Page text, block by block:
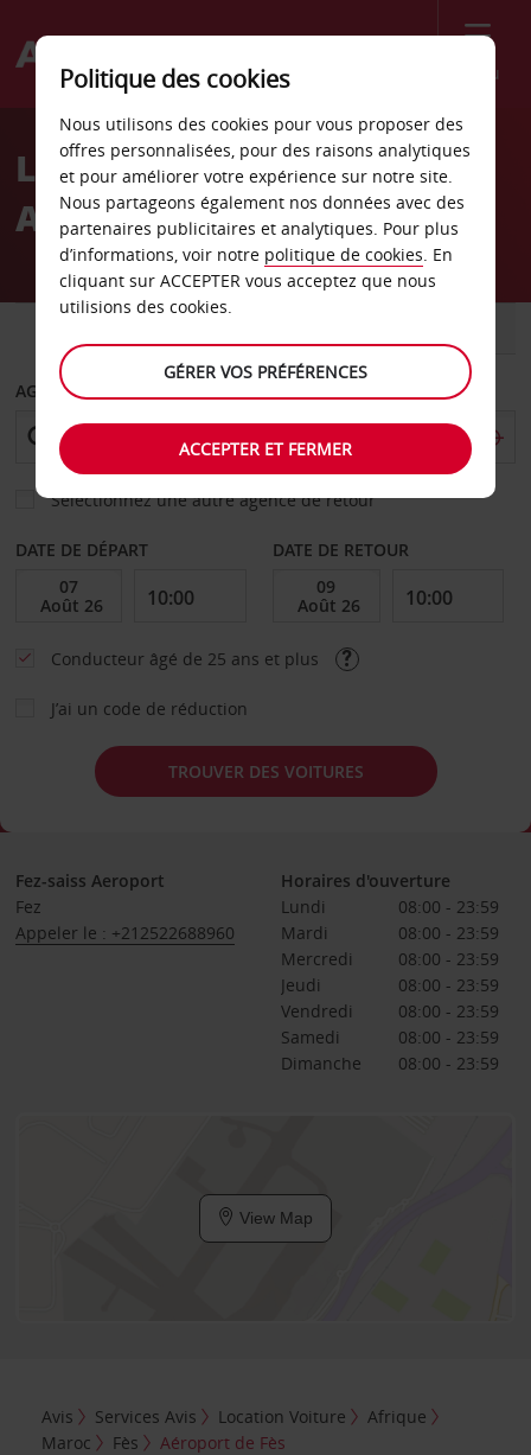
Menu
Welcome
AvisLocation de voiture
Aéroport de Fès
AGENCE DE DÉPART
Sélectionnez une autre agence de retour
DATE DE DÉPART DATE DE RETOUR
Conducteur âgé de 25 ans et plus
J’ai un code de réduction
TROUVER DES VOITURES
Fez-saiss Aeroport
Fez
Appeler le : +212522688960
Horaires d'ouverture
Lundi
08:00 - 23:59
Mardi
08:00 - 23:59
Mercredi
08:00 - 23:59
Jeudi
08:00 - 23:59
Vendredi
08:00 - 23:59
Samedi
08:00 - 23:59
Dimanche
08:00 - 23:59
View Map
Avis Services Avis Location Voiture
Afrique
Maroc
Fès Aéroport de Fès
Politique des cookies
Nous utilisons des cookies pour vous proposer des
offres personnalisées, pour des raisons analytiques
et pour améliorer votre expérience sur notre site.
Nous partageons également nos données avec des
partenaires publicitaires et analytiques. Pour plus
d’informations, voir notre politique de cookies. En
cliquant sur ACCEPTER vous acceptez que nous
utilisions des cookies.
GÉRER VOS PRÉFÉRENCES
ACCEPTER ET FERMER